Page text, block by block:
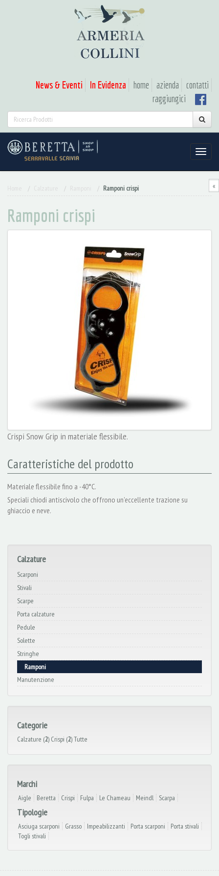
News & Eventi In Evidenza home azienda
contatti
raggiungici
Ramponi crispi
Ramponi crispi
«
Crispi Snow Grip in materiale flessibile.
Caratteristiche del prodotto
Materiale flessibile fino a -40°C.
Speciali chiodi antiscivolo che offrono un'eccellente trazione su
ghiaccio e neve.
Calzature
Scarponi
Stivali
Scarpe
Porta calzature
Pedule
Solette
Stringhe
Ramponi
Manutenzione
Categorie
Calzature (2) Crispi (2)Tutte
Marchi
Aigle Beretta Crispi Fulpa Le Chameau Meindl Scarpa
Tipologie
Asciuga scarponi Grasso Impeabilizzanti Porta scarponi
Porta stivali
Togli stivali